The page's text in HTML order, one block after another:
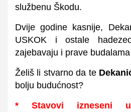
službenu Škodu.
Dvije godine kasnije,
USKOK i ostale
zajebavaju i prave
Želiš li stvarno da te
bolju budućnost?
* Stavovi izneseni